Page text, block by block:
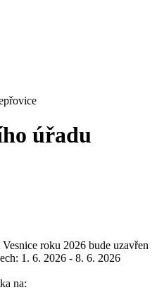
úřadu
roku 2026 bude uzavřen
1. 6. 2026 - 8. 6. 2026
na: